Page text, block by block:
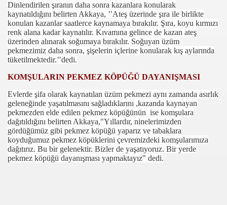
Dinlendirilen şıranın daha sonra kazanlara konularak
kaynatıldığını belirten Akkaya, ’’Ateş üzerinde şıra ile birlikte
konulan kazanlar saatlerce kaynamaya bırakılır. Şıra, koyu kırmızı
renk alana kadar kaynatılır. Kıvamına gelince de kazan ateş
üzerinden alınarak soğumaya bırakılır. Soğuyan üzüm
pekmezimiz daha sonra, şişelerin içlerine konularak kış aylarında
tüketilmektedir.’’dedi.
KOMŞULARIN PEKMEZ KÖPÜĞÜ DAYANIŞMASI
Evlerde şifa olarak kaynatılan üzüm pekmezi aynı zamanda asırlık
geleneğinde yaşatılmasını sağladıklarını ,kazanda kaynayan
pekmezden elde edilen pekmez köpüğünün ise komşulara
dağıtıldığını belirten Akkaya,"Yıllardır, ninelerimizden
gördüğümüz gibi pekmez köpüğü yaparız ve tabaklara
koyduğumuz pekmez köpüklerini çevremizdeki komşularımıza
dağıtırız. Bu bir gelenektir. Bizler de yaşatıyoruz. Bir yerde
pekmez köpüğü dayanışması yapmaktayız" dedi.
... 2304-2494